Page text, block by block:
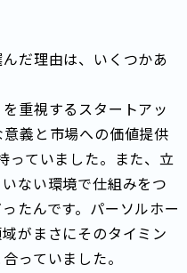
だ理由は、いくつかあ
重視するスタートアッ
義と市場への価値提供
っていました。また、立
ない環境で仕組みをつ
たんです。パーソルホー
がまさにそのタイミン
っていました。